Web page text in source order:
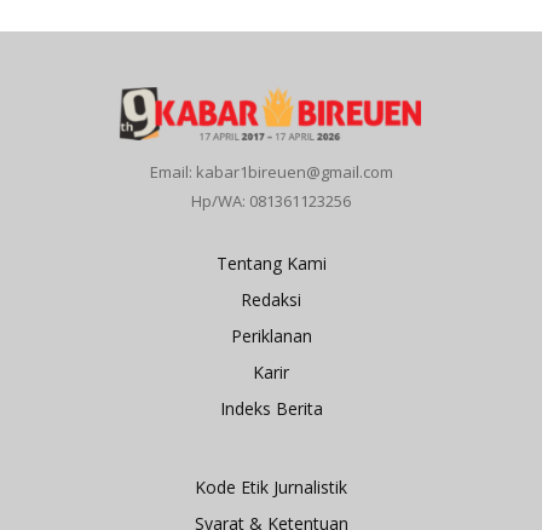
Email: kabar1bireuen@gmail.com
Hp/WA: 081361123256
Tentang Kami
Redaksi
Periklanan
Karir
Indeks Berita
Kode Etik Jurnalistik
Syarat & Ketentuan